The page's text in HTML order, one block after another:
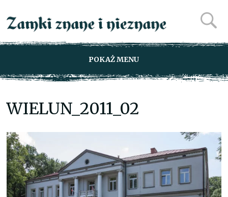
POKAŻ MENU
WIELUN_2011_02